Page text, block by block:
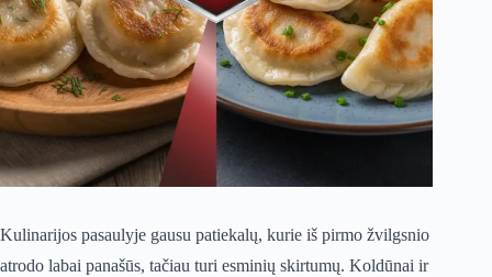
Kulinarijos pasaulyje gausu patiekalų, kurie iš pirmo žvilgsnio
atrodo labai panašūs, tačiau turi esminių skirtumų. Koldūnai ir